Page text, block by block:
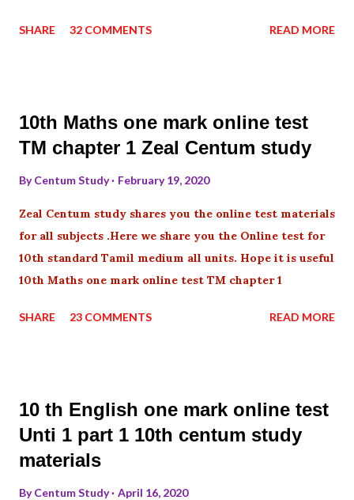
SHARE 32 COMMENTS READ MORE
10th Maths one mark online test
TM chapter 1 Zeal Centum study
ByCentum Study February 19, 2020
Zeal Centum study shares you the online test materials
for all subjects .Here we share you the Online test for
10th standard Tamil medium all units. Hope it is useful
10th Maths one mark online test TM chapter 1
SHARE 23 COMMENTS READ MORE
10 th English one mark online test
Unti 1 part 1 10th centum study
materials
ByCentum Study April 16, 2020